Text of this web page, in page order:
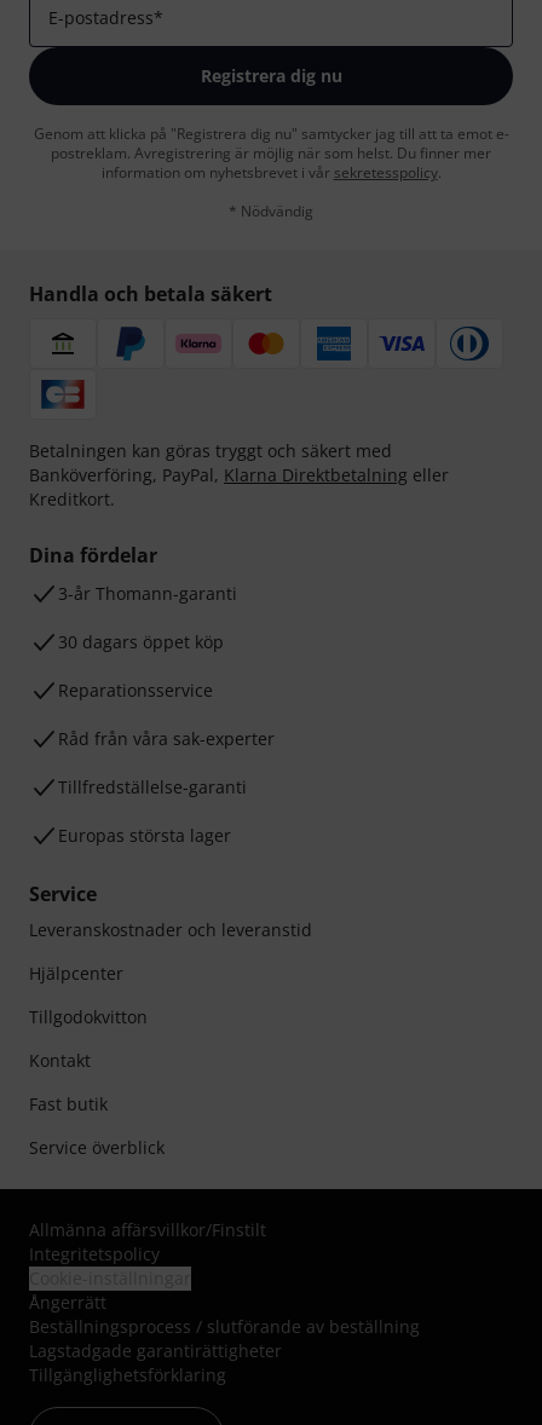
E-postadress*
Registrera dig nu
Genom att klicka på "Registrera dig nu" samtycker jag till att ta emot e-
postreklam. Avregistrering är möjlig när som helst. Du finner mer
information om nyhetsbrevet i vår sekretesspolicy.
* Nödvändig
Handla och betala säkert
Betalningen kan göras tryggt och säkert med
Banköverföring, PayPal, Klarna Direktbetalning eller
Kreditkort.
Dina fördelar
3-år Thomann-garanti
30 dagars öppet köp
Reparationsservice
Råd från våra sak-experter
Tillfredställelse-garanti
Europas största lager
Service
Leveranskostnader och leveranstid
Hjälpcenter
Tillgodokvitton
Kontakt
Fast butik
Service överblick
Allmänna affärsvillkor/Finstilt
Integritetspolicy
Ångerrätt
Beställningsprocess / slutförande av beställning
Lagstadgade garantirättigheter
Tillgänglighetsförklaring